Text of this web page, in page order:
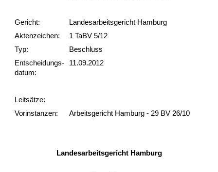
Gericht:
Landesarbeitsgericht Hamburg
Akten­zeichen:
1 TaBV 5/12
Typ:
Beschluss
Ent­scheid­ungs­
datum:
11.09.2012
Leit­sätze:
Vor­ins­tan­zen:
Arbeitsgericht Hamburg - 29 BV 26/10
Lan­des­ar­beits­ge­richt Ham­burg